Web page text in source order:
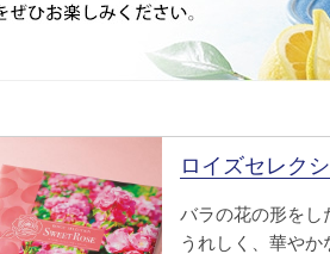
ロイズセレク
バラの花の形をし
うれしく、華やか